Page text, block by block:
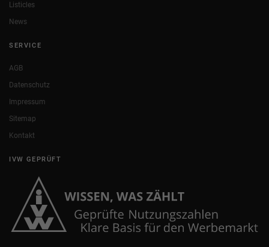
Listicles
News
SERVICE
AGB
Datenschutz
Impressum
Sitemap
Kontakt
IVW GEPRÜFT